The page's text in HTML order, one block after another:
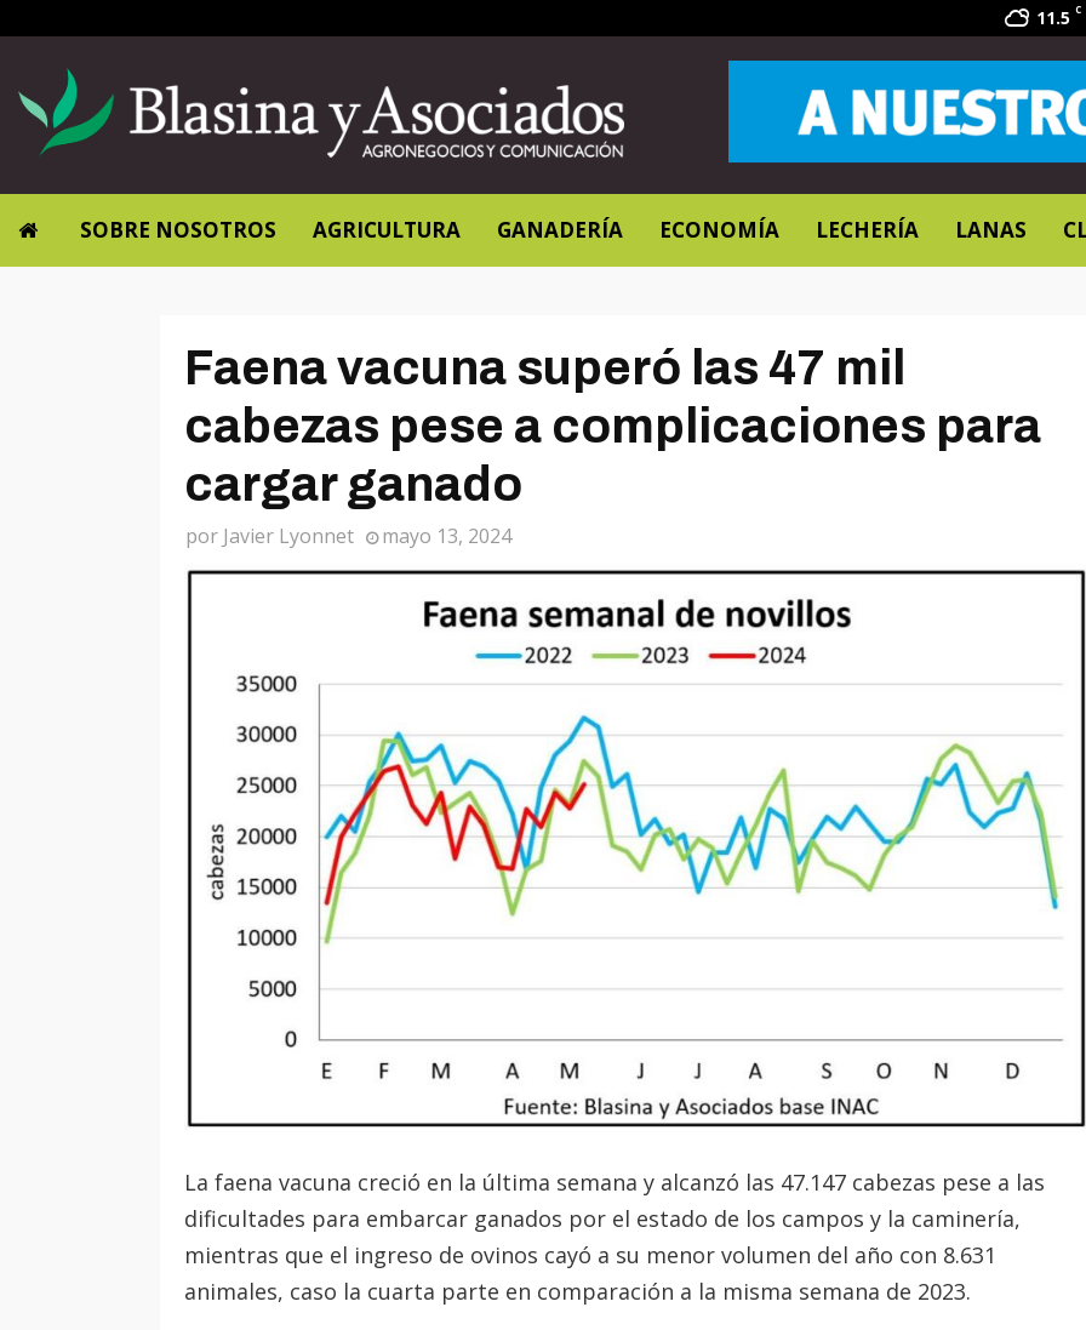
11.5 C
SOBRE NOSOTROS AGRICULTURA GANADERÍA ECONOMÍA LECHERÍA LANAS
Faena vacuna superó las 47 mil
cabezas pese a complicaciones para
cargar ganado
por Javier Lyonnet mayo 13, 2024
La faena vacuna creció en la última semana y alcanzó las 47.147 cabezas pese a las
dificultades para embarcar ganados por el estado de los campos y la caminería,
mientras que el ingreso de ovinos cayó a su menor volumen del año con 8.631
animales, caso la cuarta parte en comparación a la misma semana de 2023.